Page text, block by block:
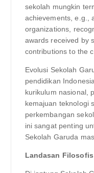
sekolah mungkin
achievements, e.g.,
organizations,
awards received by
contributions to the
Evolusi Sekolah
pendidikan
kurikulum nasional,
kemajuan teknologi
perkembangan
ini sangat penting
Sekolah Garuda
Landasan